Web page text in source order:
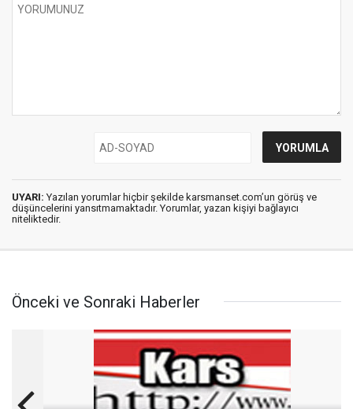
UYARI: Yazılan yorumlar hiçbir şekilde karsmanset.com’un görüş ve
düşüncelerini yansıtmamaktadır. Yorumlar, yazan kişiyi bağlayıcı
niteliktedir.
Önceki ve Sonraki Haberler